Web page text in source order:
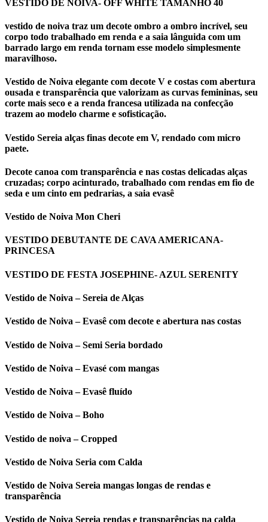
VESTIDO DE NOIVA- OFF WHITE TAMANHO 40
vestido de noiva traz um decote ombro a ombro incrível, seu
corpo todo trabalhado em renda e a saia lânguida com um
barrado largo em renda tornam esse modelo simplesmente
maravilhoso.
Vestido de Noiva elegante com decote V e costas com abertura
ousada e transparência que valorizam as curvas femininas, seu
corte mais seco e a renda francesa utilizada na confecção
trazem ao modelo charme e sofisticação.
Vestido Sereia alças finas decote em V, rendado com micro
paete.
Decote canoa com transparência e nas costas delicadas alças
cruzadas; corpo acinturado, trabalhado com rendas em fio de
seda e um cinto em pedrarias, a saia evasê
Vestido de Noiva Mon Cheri
VESTIDO DEBUTANTE DE CAVA AMERICANA-
PRINCESA
VESTIDO DE FESTA JOSEPHINE- AZUL SERENITY
Vestido de Noiva – Sereia de Alças
Vestido de Noiva – Evasê com decote e abertura nas costas
Vestido de Noiva – Semi Seria bordado
Vestido de Noiva – Evasé com mangas
Vestido de Noiva – Evasê fluído
Vestido de Noiva – Boho
Vestido de noiva – Cropped
Vestido de Noiva Seria com Calda
Vestido de Noiva Sereia mangas longas de rendas e
transparência
Vestido de Noiva Sereia rendas e transparências na calda